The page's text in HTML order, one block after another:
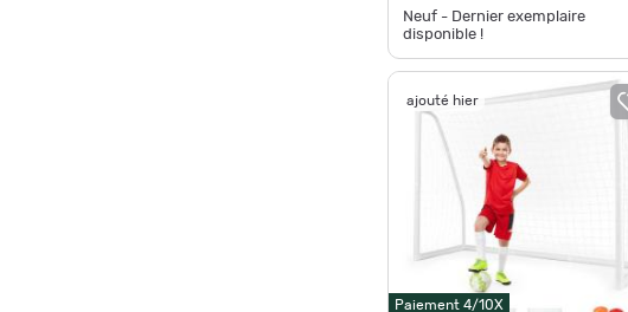
Neuf - Dernier exemplaire
disponible !
ajouté hier
Paiement 4/10X